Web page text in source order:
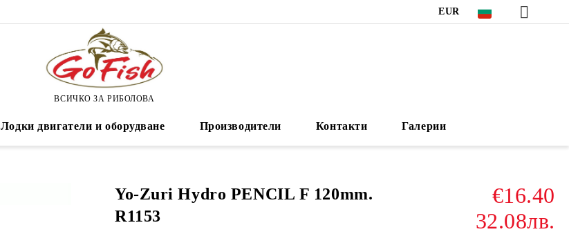
EUR
ВСИЧКО ЗА РИБОЛОВА
Лодки двигатели и оборудване Производители Контакти Галерии
Yo-Zuri Hydro PENCIL F 120mm.
R1153
€16.40
32.08лв.